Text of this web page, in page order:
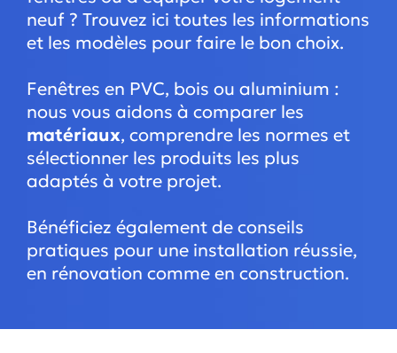
neuf ? Trouvez ici toutes les informations
et les modèles pour faire le bon choix.
Fenêtres en PVC, bois ou aluminium :
nous vous aidons à comparer les
matériaux, comprendre les normes et
sélectionner les produits les plus
adaptés à votre projet.
Bénéficiez également de conseils
pratiques pour une installation réussie,
en rénovation comme en construction.